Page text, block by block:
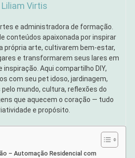
Liliam Virtis
e administradora de formação.
conteúdos apaixonada por inspirar
própria arte, cultivarem bem-estar,
e transformarem seus lares em
Aqui compartilho DIY,
com seu pet idoso, jardinagem,
mundo, cultura, reflexões do
que aquecem o coração — tudo
e propósito.
– Automação Residencial com